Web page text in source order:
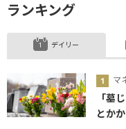
ランキング
デイリー
マ
「墓
とか